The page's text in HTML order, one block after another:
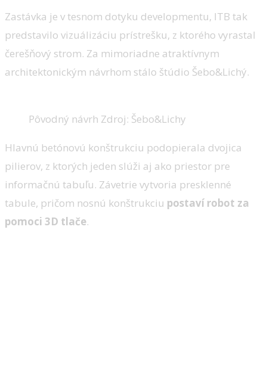
Zastávka je v tesnom dotyku developmentu, ITB tak
predstavilo vizuálizáciu prístrešku, z ktorého vyrastal
čerešňový strom. Za mimoriadne atraktívnym
architektonickým návrhom stálo štúdio Šebo&Lichý.
Pôvodný návrh Zdroj: Šebo&Lichy
Hlavnú betónovú konštrukciu podopierala dvojica
pilierov, z ktorých jeden slúži aj ako priestor pre
informačnú tabuľu. Závetrie vytvoria presklenné
tabule, pričom nosnú konštrukciu postaví robot za
pomoci 3D tlače.